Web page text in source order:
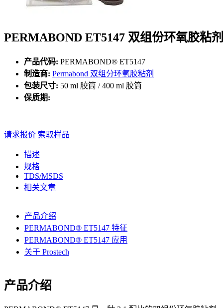
PERMABOND ET5147 双组份环氧胶粘剂
产品代码: PERMABOND® ET5147
制造商: Permabond 双组分环氧胶粘剂
包装尺寸: 50 ml 胶筒 / 400 ml 胶筒
保质期:
请求报价 索取样品
描述
规格
TDS/MSDS
相关文章
产品介绍
PERMABOND® ET5147 特征
PERMABOND® ET5147 应用
关于 Prostech
产品介绍